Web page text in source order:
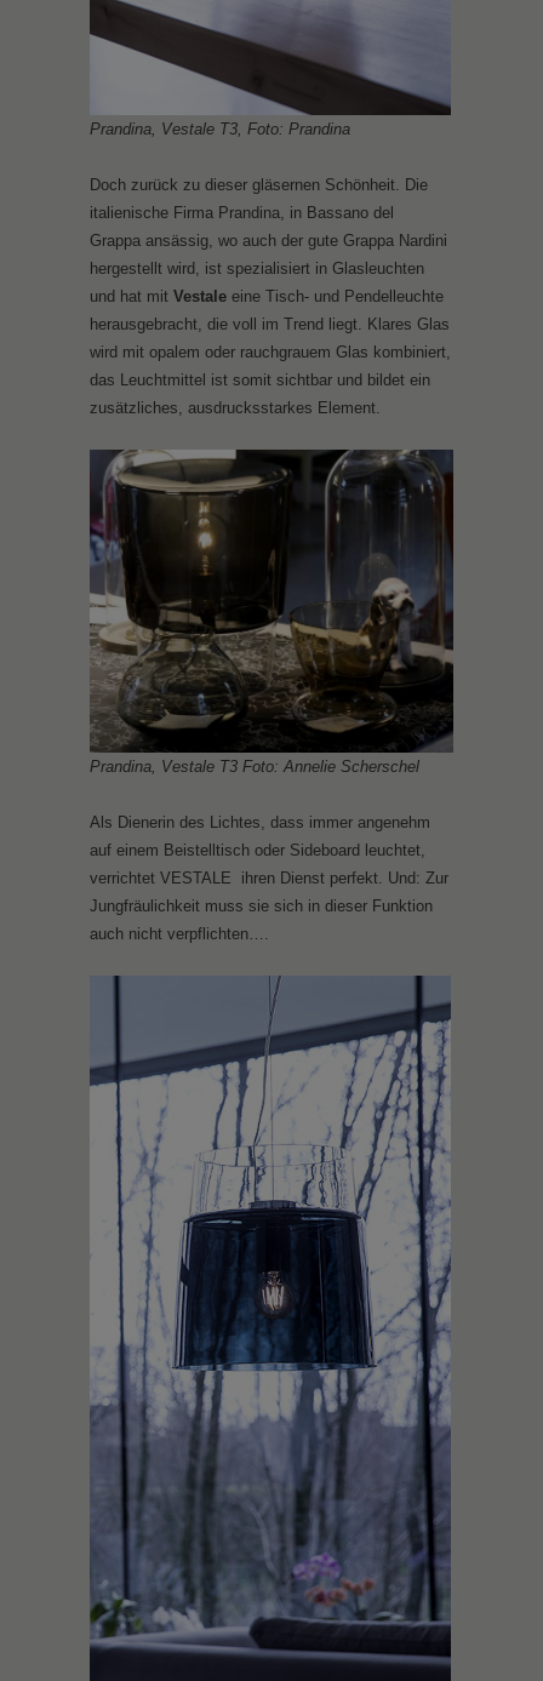
Prandina, Vestale T3, Foto: Prandina
Doch zurück zu dieser gläsernen Schönheit. Die
italienische Firma Prandina, in Bassano del
Grappa ansässig, wo auch der gute Grappa Nardini
hergestellt wird, ist spezialisiert in Glasleuchten
und hat mit Vestale eine Tisch- und Pendelleuchte
herausgebracht, die voll im Trend liegt. Klares Glas
wird mit opalem oder rauchgrauem Glas kombiniert,
das Leuchtmittel ist somit sichtbar und bildet ein
zusätzliches, ausdrucksstarkes Element.
Prandina, Vestale T3 Foto: Annelie Scherschel
Als Dienerin des Lichtes, dass immer angenehm
auf einem Beistelltisch oder Sideboard leuchtet,
verrichtet VESTALE ihren Dienst perfekt. Und: Zur
Jungfräulichkeit muss sie sich in dieser Funktion
auch nicht verpflichten….